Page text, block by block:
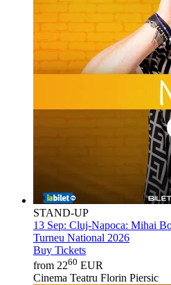
STAND-UP
13 Sep: Cluj-Napoca: Mihai
Turneu National 2026
Buy Tickets
from 2260 EUR
Cinema Teatru Florin Piersic